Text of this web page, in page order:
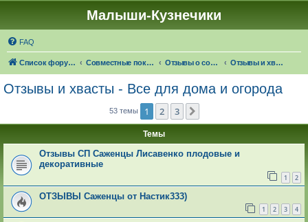
Малыши-Кузнечики
FAQ
Список форумов Совместные покупки "Малыши-Кузнечики" Отзывы о совместных покупках Отзывы и хвасты - Все для дома и огорода
Отзывы и хвасты - Все для дома и огорода
53 темы 1 2 3
Темы
Отзывы СП Саженцы Лисавенко плодовые и
декоративные
1 2
ОТЗЫВЫ Саженцы от Настик333)
1 2 3 4